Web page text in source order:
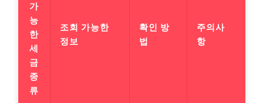
가
능
한
세
금
종
류
조회 가능한
정보
확인 방
법
주의사
항